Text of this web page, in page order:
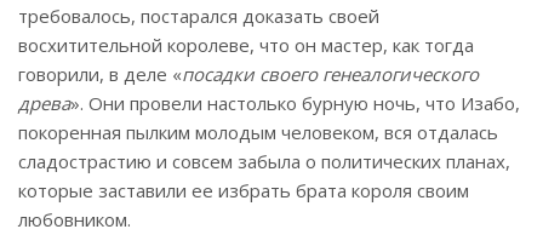
требовалось, постарался доказать своей
восхитительной королеве, что он мастер, как тогда
говорили, в деле «посадки своего генеалогического
древа». Они провели настолько бурную ночь, что Изабо,
покоренная пылким молодым человеком, вся отдалась
сладострастию и совсем забыла о политических планах,
которые заставили ее избрать брата короля своим
любовником.